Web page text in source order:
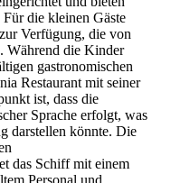
die kleinen Gäste
Verfügung, die von
Während die Kinder
gastronomischen
Restaurant mit seiner
ist, dass die
Sprache erfolgt, was
darstellen könnte. Die
das Schiff mit einem
Personal und